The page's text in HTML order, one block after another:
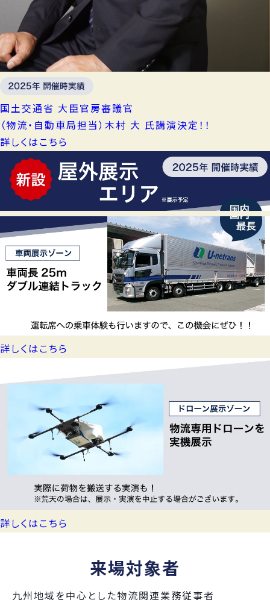
国土交通省 大臣官房審議官
（物流・自動車局担当） 木村 大 氏講演決定！！
詳しくはこちら
詳しくはこちら
詳しくはこちら
来場対象者
九州地域を中心とした物流関連業務従事者